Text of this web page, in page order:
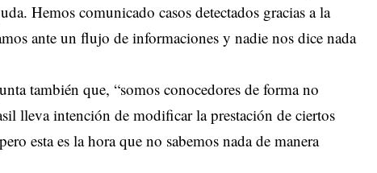
Hemos comunicado casos detectados gracias a la
ante un flujo de informaciones y nadie nos dice nada
también que, “somos conocedores de forma no
lleva intención de modificar la prestación de ciertos
esta es la hora que no sabemos nada de manera